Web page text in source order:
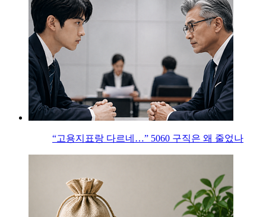
“고용지표랑 다르네…” 5060 구직은 왜 줄었나